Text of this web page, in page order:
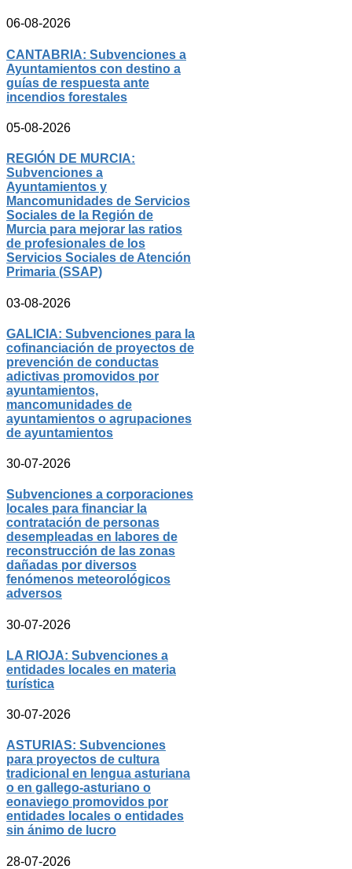
06-08-2026
CANTABRIA: Subvenciones a
Ayuntamientos con destino a
guías de respuesta ante
incendios forestales
05-08-2026
REGIÓN DE MURCIA:
Subvenciones a
Ayuntamientos y
Mancomunidades de Servicios
Sociales de la Región de
Murcia para mejorar las ratios
de profesionales de los
Servicios Sociales de Atención
Primaria (SSAP)
03-08-2026
GALICIA: Subvenciones para la
cofinanciación de proyectos de
prevención de conductas
adictivas promovidos por
ayuntamientos,
mancomunidades de
ayuntamientos o agrupaciones
de ayuntamientos
30-07-2026
Subvenciones a corporaciones
locales para financiar la
contratación de personas
desempleadas en labores de
reconstrucción de las zonas
dañadas por diversos
fenómenos meteorológicos
adversos
30-07-2026
LA RIOJA: Subvenciones a
entidades locales en materia
turística
30-07-2026
ASTURIAS: Subvenciones
para proyectos de cultura
tradicional en lengua asturiana
o en gallego-asturiano o
eonaviego promovidos por
entidades locales o entidades
sin ánimo de lucro
28-07-2026